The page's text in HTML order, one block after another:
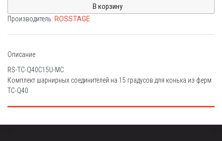
Производитель: ROSSTAGE
Описание
RS-TC-Q40С15U-MC
Комплект шарнирных соединителей на 15 градусов для конька из ферм
TC-Q40